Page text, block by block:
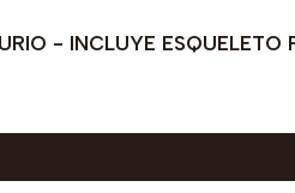
- INCLUYE ESQUELETO